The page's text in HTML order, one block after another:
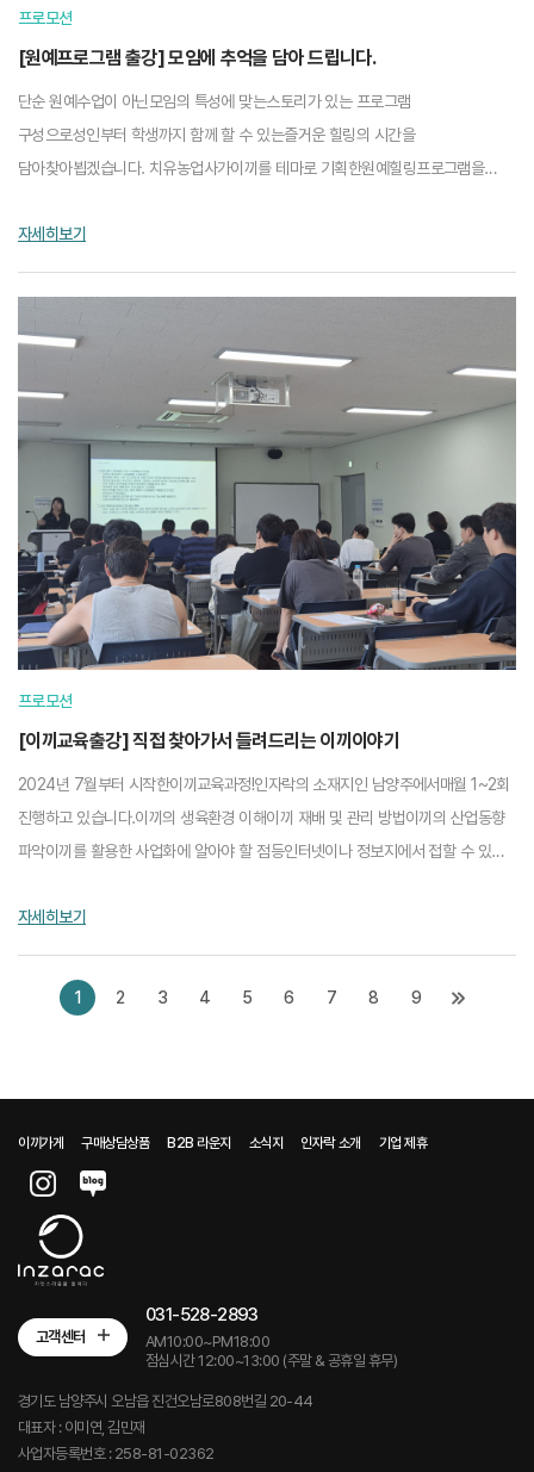
프로모션
[원예프로그램 출강] 모임에 추억을 담아 드립니다.
단순 원예수업이 아닌모임의 특성에 맞는스토리가 있는 프로그램
구성으로성인부터 학생까지 함께 할 수 있는즐거운 힐링의 시간을
담아찾아뵙겠습니다. 치유농업사가이끼를 테마로 기획한원예힐링프로그램을
자세히보기
프로모션
[이끼교육출강] 직접 찾아가서 들려드리는 이끼이야기
2024년 7월부터 시작한이끼교육과정!인자락의 소재지인 남양주에서매월 1~2회
진행하고 있습니다.이끼의 생육환경 이해이끼 재배 및 관리 방법이끼의 산업동향
파악이끼를 활용한 사업화에 알아야 할 점등인터넷이나 정보지에서 접할 수 있는
자세히보기
1 2 3 4 5 6 7 8 9
이끼가게 구매상담상품 B2B 라운지 소식지 인자락 소개 기업 제휴
고객센터
031-528-2893
AM10:00~PM18:00
점심시간 12:00~13:00 (주말 & 공휴일 휴무)
경기도 남양주시 오남읍 진건오남로808번길 20-44
대표자 : 이미연, 김민재
사업자등록번호 : 258-81-02362